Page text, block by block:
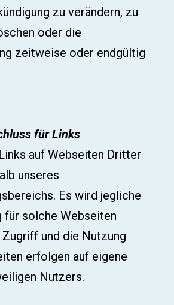
zu verändern, zu
oder die
zeitweise oder endgültig
für Links
auf Webseiten Dritter
unseres
Es wird jegliche
für solche Webseiten
Zugriff und die Nutzung
erfolgen auf eigene
Nutzers.